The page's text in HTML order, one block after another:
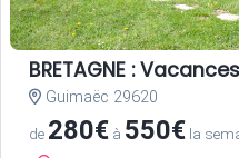
BRETAGNE :
Guimaëc 29620
de 280€ à 550€ la